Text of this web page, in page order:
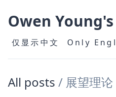
Owen
仅显示中文 Only
All posts / 展望理论